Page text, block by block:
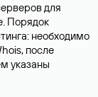
для
Порядок
необходимо
после
указаны